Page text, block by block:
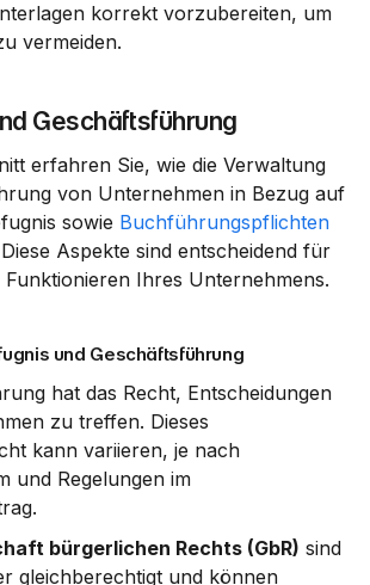
korrekt vorzubereiten, um
vermeiden.
Geschäftsführung
erfahren Sie, wie die Verwaltung
von Unternehmen in Bezug auf
sowie Buchführungspflichten
Aspekte sind entscheidend für
Ihres Unternehmens.
und Geschäftsführung
hat das Recht, Entscheidungen
zu treffen. Dieses
kann variieren, je nach
und Regelungen im
bürgerlichen Rechts (GbR) sind
gleichberechtigt und können